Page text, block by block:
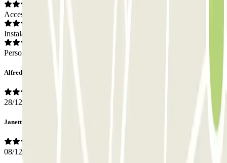
Acceso
Instalaciones
Personal
Alfredo
28/12/2025
Janett
08/12/2025